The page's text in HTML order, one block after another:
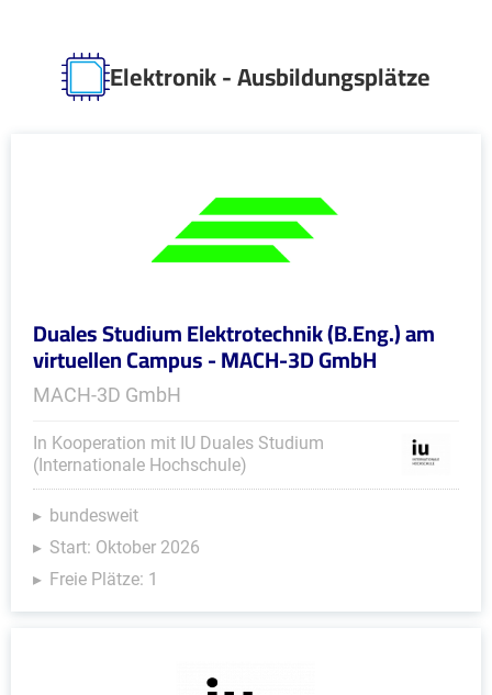
Elektronik - Ausbildungsplätze
Duales Studium Elektrotechnik (B.Eng.) am
virtuellen Campus - MACH-3D GmbH
MACH-3D GmbH
In Kooperation mit IU Duales Studium
(Internationale Hochschule)
bundesweit
Start: Oktober 2026
Freie Plätze: 1